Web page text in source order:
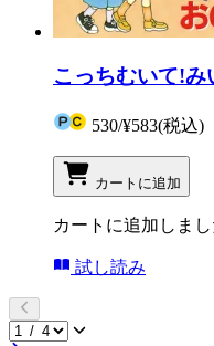
こっちむいて!み
530/¥583(税込)
カートに追加
カートに追加しまし
試し読み